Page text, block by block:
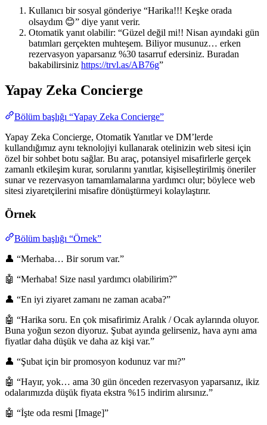
Kullanıcı bir sosyal gönderiye “Harika!!! Keşke orada
olsaydım 😊” diye yanıt verir.
Otomatik yanıt olabilir: “Güzel değil mi!! Nisan ayındaki gün
batımları gerçekten muhteşem. Biliyor musunuz… erken
rezervasyon yaparsanız %30 tasarruf edersiniz. Buradan
bakabilirsiniz https://trvl.as/AB76g”
Yapay Zeka Concierge
Bölüm başlığı “Yapay Zeka Concierge”
Yapay Zeka Concierge, Otomatik Yanıtlar ve DM’lerde
kullandığımız aynı teknolojiyi kullanarak otelinizin web sitesi için
özel bir sohbet botu sağlar. Bu araç, potansiyel misafirlerle gerçek
zamanlı etkileşim kurar, sorularını yanıtlar, kişiselleştirilmiş öneriler
sunar ve rezervasyon tamamlamalarına yardımcı olur; böylece web
sitesi ziyaretçilerini misafire dönüştürmeyi kolaylaştırır.
Örnek
Bölüm başlığı “Örnek”
👤 “Merhaba… Bir sorum var.”
🤖 “Merhaba! Size nasıl yardımcı olabilirim?”
👤 “En iyi ziyaret zamanı ne zaman acaba?”
🤖 “Harika soru. En çok misafirimiz Aralık / Ocak aylarında oluyor.
Buna yoğun sezon diyoruz. Şubat ayında gelirseniz, hava aynı ama
fiyatlar daha düşük ve daha az kişi var.”
👤 “Şubat için bir promosyon kodunuz var mı?”
🤖 “Hayır, yok… ama 30 gün önceden rezervasyon yaparsanız, ikiz
odalarımızda düşük fiyata ekstra %15 indirim alırsınız.”
🤖 “İşte oda resmi [Image]”